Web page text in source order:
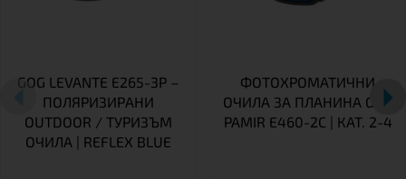
GOG LEVANTE E265-3P –
ПОЛЯРИЗИРАНИ
OUTDOOR / ТУРИЗЪМ
ОЧИЛА | REFLEX BLUE
ФОТОХРОМАТИЧНИ
ОЧИЛА ЗА ПЛАНИНА GOG
PAMIR E460-2C | КАТ. 2-4